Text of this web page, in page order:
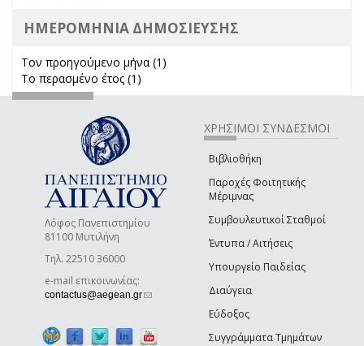
ΗΜΕΡΟΜΗΝΙΑ ΔΗΜΟΣΙΕΥΣΗΣ
Τον προηγούμενο μήνα (1)
Το περασμένο έτος (1)
Λόφος Πανεπιστημίου
81100 Μυτιλήνη
Τηλ. 22510 36000
e-mail επικοινωνίας:
contactus@aegean.gr(link sends e-mail)
ΧΡΗΣΙΜΟΙ ΣΥΝΔΕΣΜΟΙ
Βιβλιοθήκη
Παροχές Φοιτητικής
Μέριμνας
Συμβουλευτικοί Σταθμοί
Έντυπα / Αιτήσεις
Υπουργείο Παιδείας
Διαύγεια
Εύδοξος
Συγγράμματα Τμημάτων